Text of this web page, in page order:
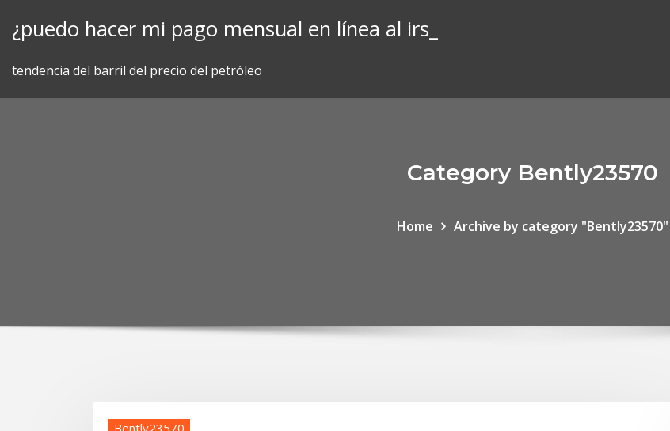
¿puedo hacer mi pago mensual en línea al irs_
tendencia del barril del precio del petróleo
Category Bently23570
Home Archive by category "Bently23570"
Bently23570